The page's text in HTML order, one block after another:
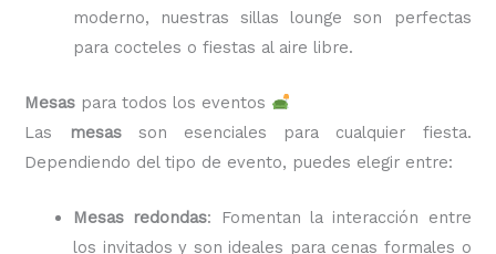
moderno, nuestras sillas lounge son perfectas
para cocteles o fiestas al aire libre.
Mesas para todos los eventos
Las
mesasson esenciales para cualquier fiesta.
Dependiendo del tipo de evento, puedes elegir entre:
Mesas redondas: Fomentan la interacción entre
los invitados y son ideales para cenas formales o